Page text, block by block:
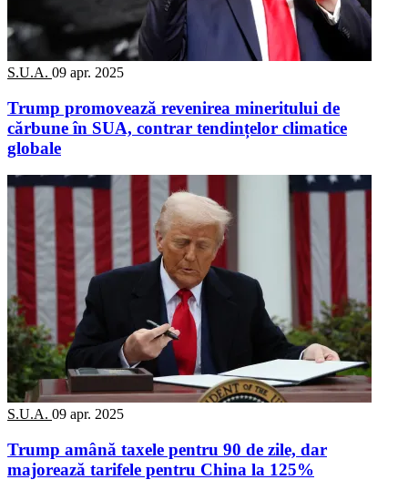
S.U.A. 09 apr. 2025
Trump promovează revenirea mineritului de
cărbune în SUA, contrar tendințelor climatice
globale
S.U.A. 09 apr. 2025
Trump amână taxele pentru 90 de zile, dar
majorează tarifele pentru China la 125%